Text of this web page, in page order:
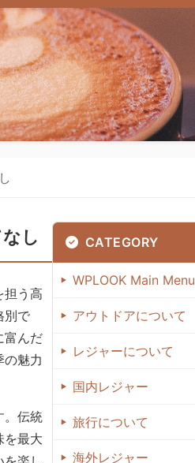
し
担う高
別で
富んだ
魅力
。伝統
を最大
CATEGORY
WPLOOK Main Menu
アウトドアについて
レジャーについて
国内レジャー
旅行について
海外レジャー